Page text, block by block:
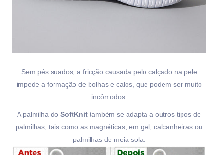
Sem pés suados, a fricção causada pelo calçado na pele
impede a formação de bolhas e calos, que podem ser muito
incômodos.
A palmilha do SoftKnit também se adapta a outros tipos de
palmilhas, tais como as magnéticas, em gel, calcanheiras ou
palmilhas de meia sola.